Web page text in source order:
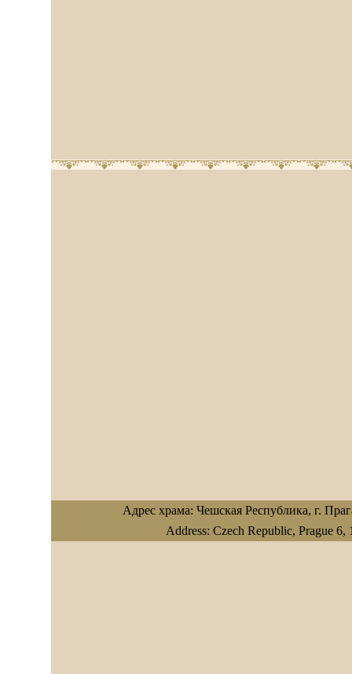
Адрес храма: Чешская Республика, г.
Address: Czech Republic, Prague